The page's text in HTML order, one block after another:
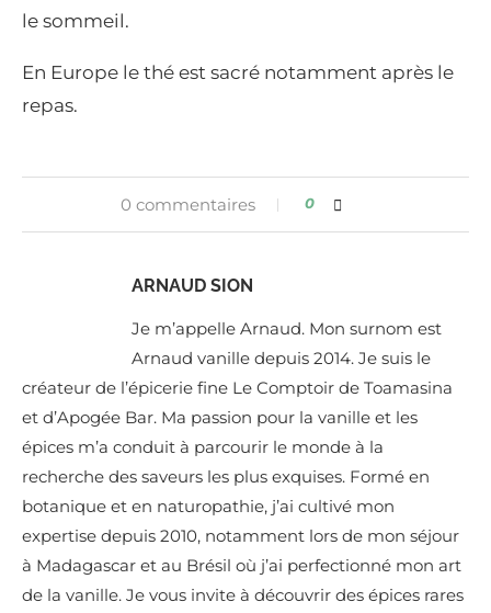
le sommeil.
En Europe le thé est sacré notamment après le
repas.
0 commentaires 0
ARNAUD SION
Je m’appelle Arnaud. Mon surnom est
Arnaud vanille depuis 2014. Je suis le
créateur de l’épicerie fine Le Comptoir de Toamasina
et d’Apogée Bar. Ma passion pour la vanille et les
épices m’a conduit à parcourir le monde à la
recherche des saveurs les plus exquises. Formé en
botanique et en naturopathie, j’ai cultivé mon
expertise depuis 2010, notamment lors de mon séjour
à Madagascar et au Brésil où j’ai perfectionné mon art
de la vanille. Je vous invite à découvrir des épices rares